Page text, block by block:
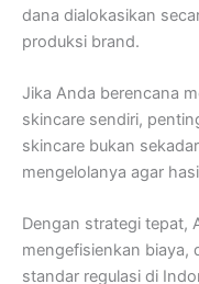
dana dialokasikan
produksi brand.
Jika Anda berencana
skincare sendiri,
skincare bukan
mengelolanya agar
Dengan strategi tepat,
mengefisienkan biaya,
standar regulasi di